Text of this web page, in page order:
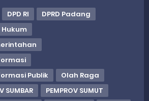
DPD RI
DPRD Padang
Hukum
Publik
Olah Raga
SUMBAR
PEMPROV SUMUT